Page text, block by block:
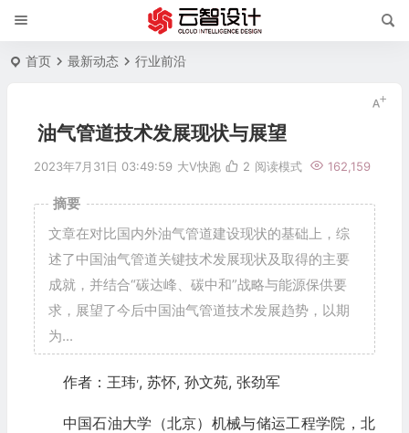
首页 最新动态 行业前沿
油气管道技术发展现状与展望
2023年7月31日 03:49:59 大V快跑 162,159
2 阅读模式
摘要
文章在对比国内外油气管道建设现状的基础上，综
述了中国油气管道关键技术发展现状及取得的主要
成就，并结合“碳达峰、碳中和”战略与能源保供要
求，展望了今后中国油气管道技术发展趋势，以期
为...
作者：王玮,, 苏怀, 孙文苑, 张劲军
中国石油大学（北京）机械与储运工程学院，北